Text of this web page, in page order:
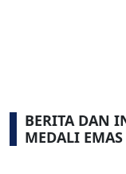
BERITA DAN
MEDALI EMAS